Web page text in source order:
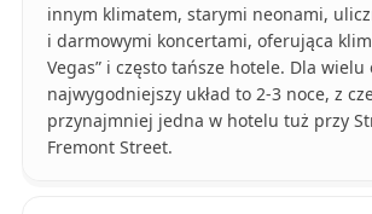
innym klimatem, starymi neonami,
i darmowymi koncertami, oferująca
Vegas” i często tańsze hotele. Dla wielu
najwygodniejszy układ to 2-3 noce, z
przynajmniej jedna w hotelu tuż przy
Fremont Street.